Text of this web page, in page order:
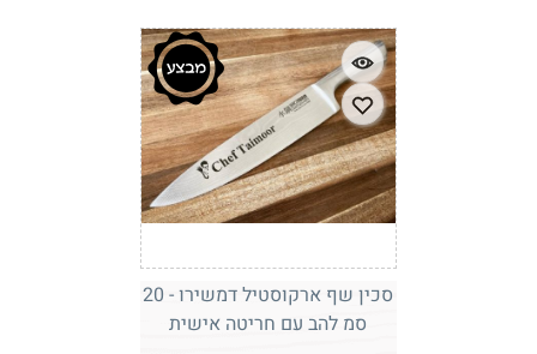
סכין שף ארקוסטיל דמשירו - 20
סמ להב עם חריטה אישית